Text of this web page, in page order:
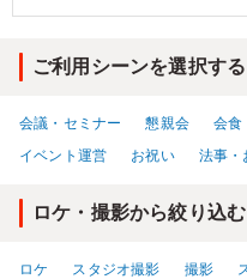
た。 特にカレー味のサラダパス
ご利用シーンを選択する
会議・セミナー 懇親会 会食
イベント運営
お祝い 法事・
ロケ・撮影から絞り込む
ロケ スタジオ撮影 撮影